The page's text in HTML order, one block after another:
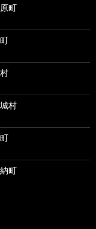
町
村
町